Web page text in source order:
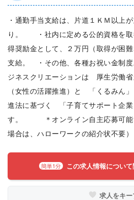
・通勤手当支給は、片道１ＫＭ以
り。 ・社内に定める公的資格を
得奨励金として、２万円（取得が
支給。 ・その他、各種お祝い金
ジネスクリエーションは 厚生労働省
（女性の活躍推進）と 「くるみん
進法に基づく 「子育てサポート企
す。 ＊オンライン自主応募可
場合は、ハローワークの紹介状不要）
簡単1分 この求人情報につい
求人をキー